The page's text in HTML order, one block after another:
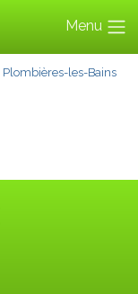
Menu
Plombières-les-Bains